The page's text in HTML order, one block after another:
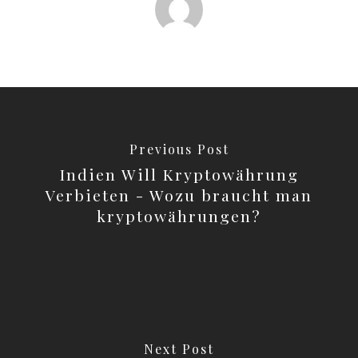
Previous Post
Indien Will Kryptowährung
Verbieten - Wozu braucht man
kryptowährungen?
Next Post